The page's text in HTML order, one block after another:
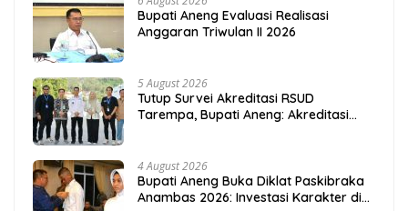
Bupati Aneng Evaluasi Realisasi
Anggaran Triwulan II 2026
5 August 2026
Tutup Survei Akreditasi RSUD
Tarempa, Bupati Aneng: Akreditasi
4 August 2026
Bupati Aneng Buka Diklat Paskibraka
Anambas 2026: Investasi Karakter di